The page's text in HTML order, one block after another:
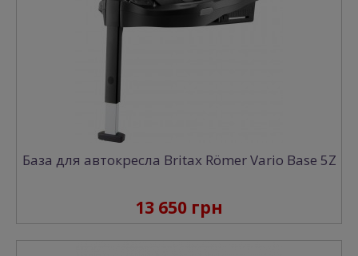
База для автокресла Britax Römer Vario Base 5Z
13 650 грн